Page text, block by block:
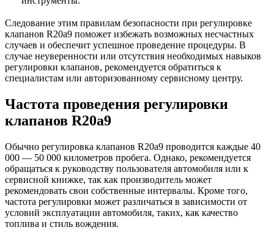
Следование этим правилам безопасности при регулировке
клапанов R20a9 поможет избежать возможных несчастных
случаев и обеспечит успешное проведение процедуры. В
случае неуверенности или отсутствия необходимых навыков
регулировки клапанов, рекомендуется обратиться к
специалистам или авторизованному сервисному центру.
Частота проведения регулировки
клапанов R20a9
Обычно регулировка клапанов R20a9 проводится каждые 40
000 — 50 000 километров пробега. Однако, рекомендуется
обращаться к руководству пользователя автомобиля или к
сервисной книжке, так как производитель может
рекомендовать свои собственные интервалы. Кроме того,
частота регулировки может различаться в зависимости от
условий эксплуатации автомобиля, таких, как качество
топлива и стиль вождения.